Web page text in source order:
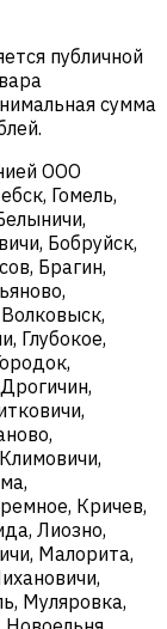
публичной
сумма
ООО
Гомель,
Бобруйск,
Брагин,
Глубокое,
Кричев,
Лиозно,
Малорита,
Муляровка,